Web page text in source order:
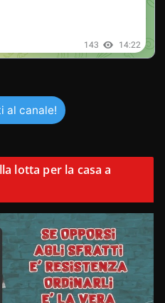
al canale!
lotta per la casa a